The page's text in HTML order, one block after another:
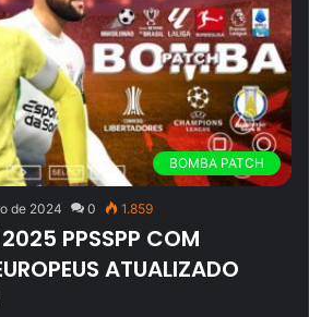
BOMBA PATCH
de 2024 0 1.859
PPSSPP COM
ATUALIZADO